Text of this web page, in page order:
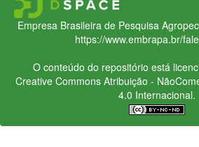
Empresa Brasileira de Pesquisa
https://www.embrapa.br/
O conteúdo do repositório está
Creative CommonsAtribuição -
4.0 Internacional.